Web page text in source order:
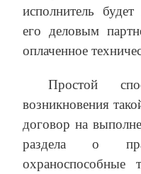
исполнитель
его деловым
оплаченное
Простой
возникновения
договор на
раздела о
охраноспособные